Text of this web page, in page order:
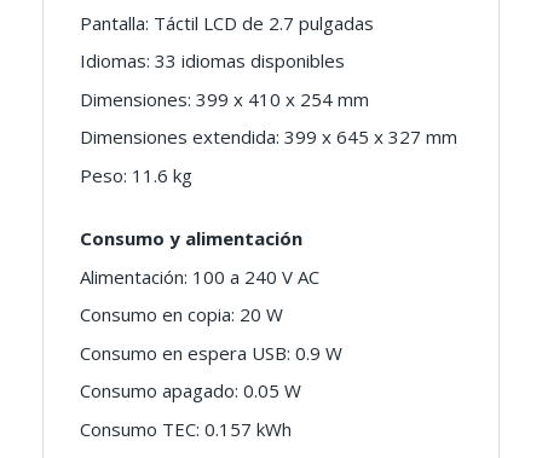
Pantalla: Táctil LCD de 2.7 pulgadas
Idiomas: 33 idiomas disponibles
Dimensiones: 399 x 410 x 254 mm
Dimensiones extendida: 399 x 645 x 327 mm
Peso: 11.6 kg
Consumo y alimentación
Alimentación: 100 a 240 V AC
Consumo en copia: 20 W
Consumo en espera USB: 0.9 W
Consumo apagado: 0.05 W
Consumo TEC: 0.157 kWh